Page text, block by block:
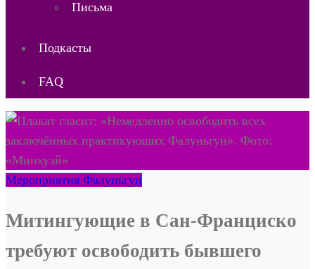
Письма
Подкасты
FAQ
Мероприятия Фалуньгун
Митингующие в Сан-Франциско
требуют освободить бывшего